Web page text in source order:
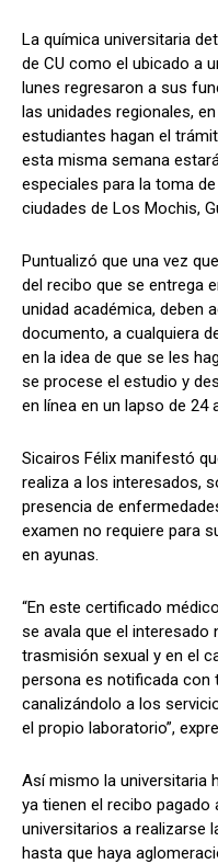
La química universitaria
de CU como el ubicado a
lunes regresaron a sus
las unidades regionales,
estudiantes hagan el
esta misma semana
especiales para la toma
ciudades de Los Mochis,
Puntualizó que una vez
del recibo que se entrega
unidad académica, deben
documento, a cualquiera
en la idea de que se les
se procese el estudio y
en línea en un lapso de 24
Sicairos Félix manifestó
realiza a los interesados,
presencia de
examen no requiere para
en ayunas.
“En este certificado
se avala que el interesado
trasmisión sexual y en el
persona es notificada
canalizándolo a los
el propio laboratorio”,
Así mismo la universitaria
ya tienen el recibo
universitarios a realizarse
hasta que haya